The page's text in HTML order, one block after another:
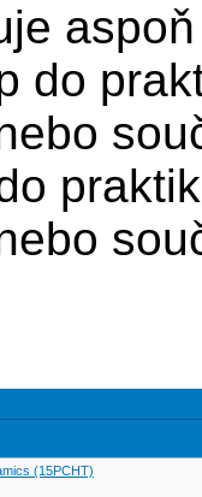
do
(15PCHT)